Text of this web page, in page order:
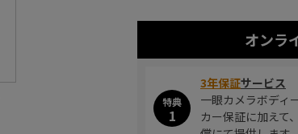
オンラ
特典
1
3年保証サービス
一眼カメラボディ
カー保証に加えて